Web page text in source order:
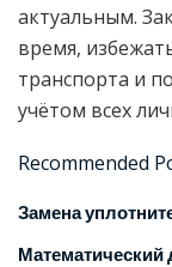
актуальным.
время,
транспорта и
учётом всех
Recommended
Замена
Математический